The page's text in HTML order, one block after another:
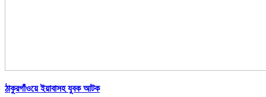
ঠাকুরগাঁওয়ে ইয়াবাসহ যুবক আটক